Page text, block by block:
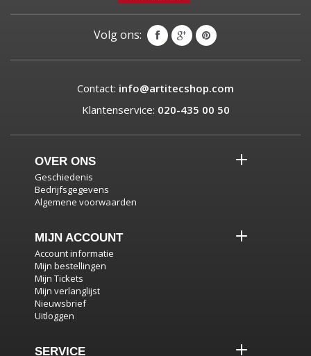
Volg ons:
Contact: info@artitecshop.com
Klantenservice: 020-435 00 50
OVER ONS
Geschiedenis
Bedrijfsgegevens
Algemene voorwaarden
MIJN ACCOUNT
Account informatie
Mijn bestellingen
Mijn Tickets
Mijn verlanglijst
Nieuwsbrief
Uitloggen
SERVICE